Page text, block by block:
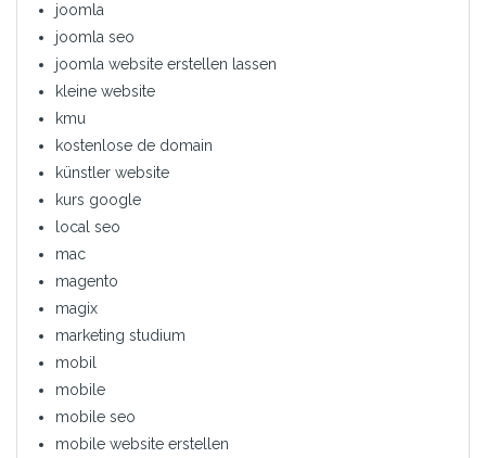
joomla
joomla seo
joomla website erstellen lassen
kleine website
kmu
kostenlose de domain
künstler website
kurs google
local seo
mac
magento
magix
marketing studium
mobil
mobile
mobile seo
mobile website erstellen